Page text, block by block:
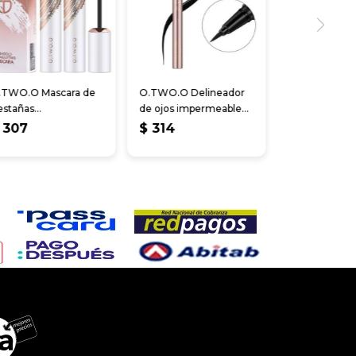
Mascara de
Espesor
307
O.TWO.O Delineador
de ojos impermeable
negro líquido a prue
$ 314